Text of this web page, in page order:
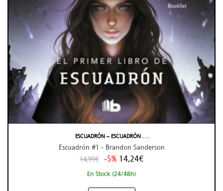
ESCUADRÓN – ESCUADRÓN . . .
Escuadrón #1 - Brandon Sanderson
14,99€ -5% 14,24€
En Stock (24/48h)